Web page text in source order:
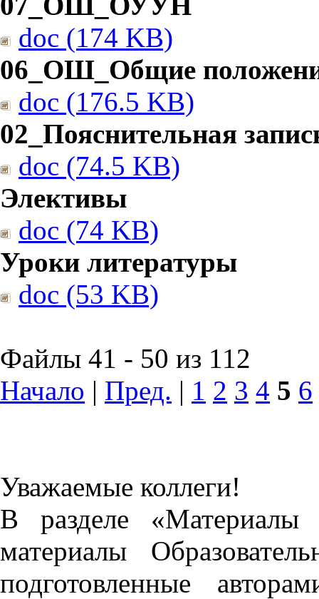
doc (174 KB)
06_ОШ_Общие
doc (176.5 KB)
02_Пояснительная
doc (74.5 KB)
Элективы
doc (74 KB)
Уроки литературы
doc (53 KB)
Файлы 41 - 50 из 112
Начало | Пред. | 1 2 3 4 5 6
Уважаемые коллеги!
В разделе «Материалы
материалы
подготовленные